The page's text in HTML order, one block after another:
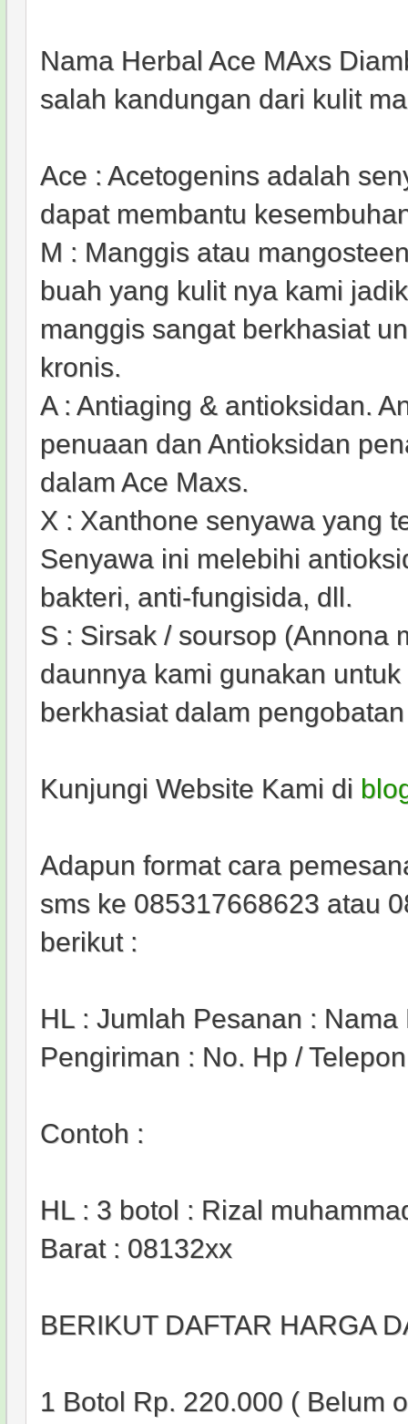
Nama Herbal Ace MAxs
salah kandungan dari kulit
Ace : Acetogenins adalah
dapat membantu
M : Manggis atau
buah yang kulit nya kami
manggis sangat berkhasiat
kronis.
A : Antiaging & antioksidan.
penuaan dan Antioksidan
dalam Ace Maxs.
X : Xanthone senyawa yang
Senyawa ini melebihi
bakteri, anti-fungisida, dll.
S : Sirsak / soursop (Annona
daunnya kami gunakan
berkhasiat dalam
Kunjungi Website Kami di
Adapun format cara
sms ke 085317668623 atau
berikut :
HL : Jumlah Pesanan :
Pengiriman : No. Hp / Telepon
Contoh :
HL : 3 botol : Rizal
Barat : 08132xx
BERIKUT DAFTAR HARGA
1 Botol Rp. 220.000 ( Belum